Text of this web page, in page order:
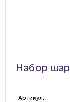
Набор
Артикул: